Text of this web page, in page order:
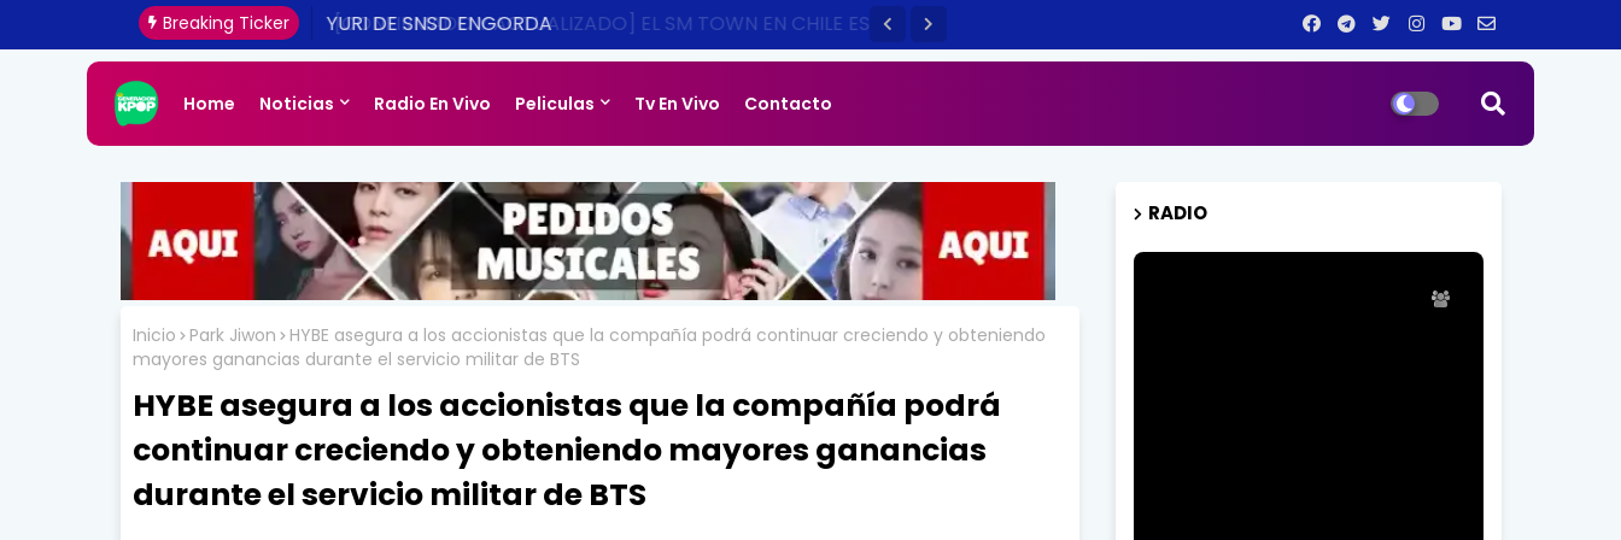
Breaking Ticker
[CONFIRMADO Y ACTUALIZADO] EL SM TOWN EN CHILE ES
UNA REALIDAD ESTE 2014
Home Noticias Radio En Vivo Peliculas Tv En Vivo Contacto
Inicio Park Jiwon
HYBE asegura a los accionistas que la compañía podrá continuar creciendo y obteniendo
mayores ganancias durante el servicio militar de BTS
HYBE asegura a los accionistas que la compañía podrá
continuar creciendo y obteniendo mayores ganancias
durante el servicio militar de BTS
RADIO